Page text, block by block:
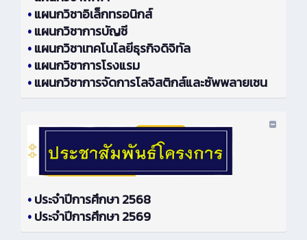
•แผนกวิชาอิเล็กทรอนิกส์
•แผนกวิชาการบัญชี
•แผนกวิชาเทคโนโลยีธุรกิจดิจิทัล
•แผนกวิชาการโรงแรม
•แผนกวิชาการจัดการโลจิสติกส์และซัพพลายเชน
•ประจำปีการศึกษา 2568
•ประจำปีการศึกษา 2569